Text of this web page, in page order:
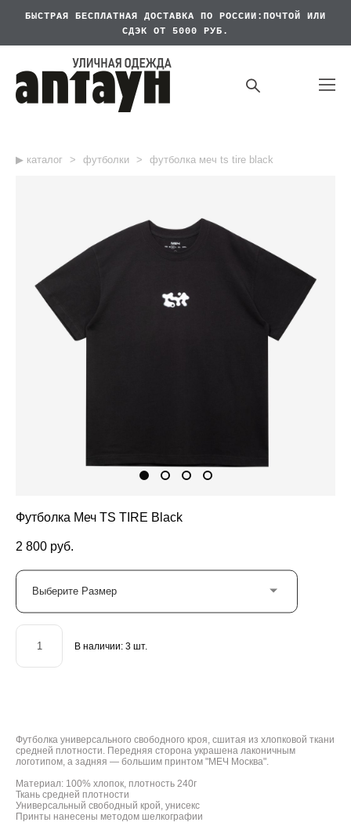
БЫСТРАЯ БЕСПЛАТНАЯ
ДОСТАВКА ПО РОССИИ:ПОЧТОЙ ИЛИ
СДЭК ОТ 5000 РУБ.
▶︎ каталог > футболки > футболка меч ts tire black
Футболка Меч TS TIRE Black
2 800 pуб.
Выберите Размер
В наличии: 3 шт.
Футболка универсального свободного кроя, сшитая из хлопковой ткани
средней плотности. Передняя сторона украшена лаконичным
логотипом, а задняя — большим принтом "МЕЧ Москва".
Материал: 100% хлопок, плотность 240г
Ткань средней плотности
Универсальный свободный крой, унисекс
Принты нанесены методом шелкографии